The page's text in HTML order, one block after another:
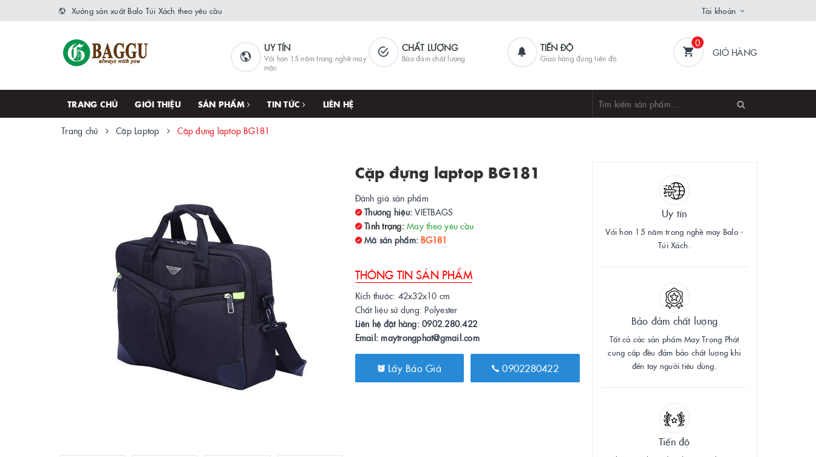
Xưởng sản xuất Balo Túi Xách theo yêu cầu Tài khoản
UY TÍN
Với hơn 15 năm trong nghề may
mặc
CHẤT LƯỢNG
Bảo đảm chất lượng
TIẾN ĐỘ
Giao hàng đúng tiến độ
0
GIỎ HÀNG
TRANG CHỦ GIỚI THIỆU SẢN PHẨM TIN TỨC LIÊN HỆ
Trang chủ Cặp Laptop Cặp đựng laptop BG181
Cặp đựng laptop BG181
Đánh giá sản phẩm
Thương hiệu: VIETBAGS
Tình trạng: May theo yêu cầu
Mã sản phẩm:BG181
THÔNG TIN SẢN PHẨM
Kích thước: 42x32x10 cm
Chất liệu sử dụng: Polyester
Liên hệ đặt hàng: 0902.280.422
Email: maytrongphat@gmail.com
Lấy Báo Giá 0902280422
Uy tín
Với hơn 15 năm trong nghề may Balo -
Túi Xách.
Bảo đảm chất lượng
Tất cả các sản phẩm May Trọng Phát
cung cấp đều đảm bảo chất lượng khi
đến tay người tiêu dùng.
Tiến độ